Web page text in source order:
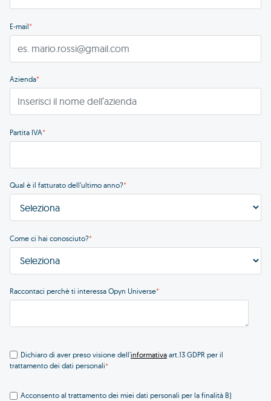
E-mail*
Azienda*
Partita IVA*
Qual è il fatturato dell’ultimo anno?*
Come ci hai conosciuto?*
Raccontaci perchè ti interessa Opyn Universe*
Dichiaro di aver preso visione dell'informativaart.13 GDPR per il
trattamento dei dati personali*
Acconsento al trattamento dei miei dati personali per la finalità B)